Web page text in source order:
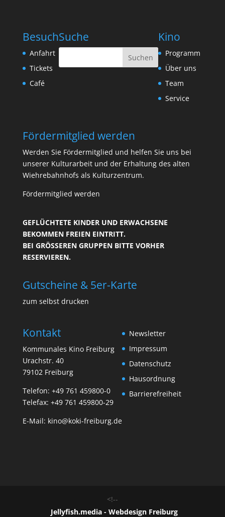
Besuch
Anfahrt
Tickets
Café
Suche Kino
Programm
Über uns
Team
Service
Fördermitglied werden
Werden Sie Fördermitglied und helfen Sie uns bei
unserer Kulturarbeit und der Erhaltung des alten
Wiehrebahnhofs als Kulturzentrum.
Fördermitglied werden
GEFLÜCHTETE KINDER UND ERWACHSENE
BEKOMMEN FREIEN EINTRITT.
BEI GRÖSSEREN GRUPPEN BITTE VORHER R
ESERVIEREN.
Gutscheine & 5er-Karte
zum selbst drucken
Kontakt
Kommunales Kino Freiburg
Urachstr. 40
79102 Freiburg
Telefon: +49 761 459800-0
Telefax: +49 761 459800-29
E-Mail: kino@koki-freiburg.de
Newsletter
Impressum
Datenschutz
Hausordnung
Barrierefreiheit
<!--
Jellyfish.media - Webdesign Freiburg